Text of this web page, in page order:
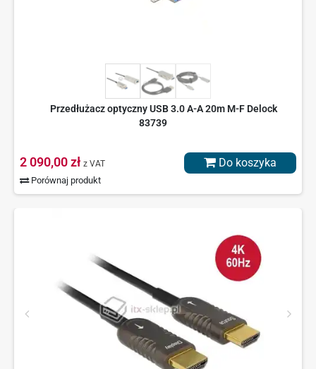
Przedłużacz optyczny USB 3.0 A-A 20m M-F Delock
83739
2 090,00 zł z VAT
Porównaj produkt
Do koszyka